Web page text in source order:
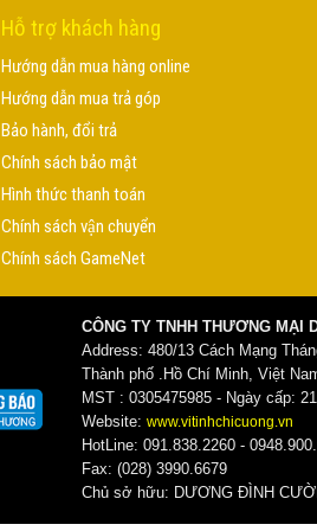
Hỗ trợ khách hàng
Hướng dẫn mua hàng online
Hướng dẫn mua trả góp
Bảo hành, đổi trả
Chính sách bảo mật
Hình thức thanh toán
Chính sách vận chuyển
Chính sách GameNet
CÔNG TY TNHH THƯƠNG MẠI
Address: 480/13 Cách Mạng
Thành phố .Hồ Chí Minh, Việt
MST : 0305475985 - Ngày cấp:
Website: www.vitinhchicuong.vn
HotLine: 091.838.2260 -
Fax: (028) 3990.6679
Chủ sở hữu: DƯƠNG ĐÌNH